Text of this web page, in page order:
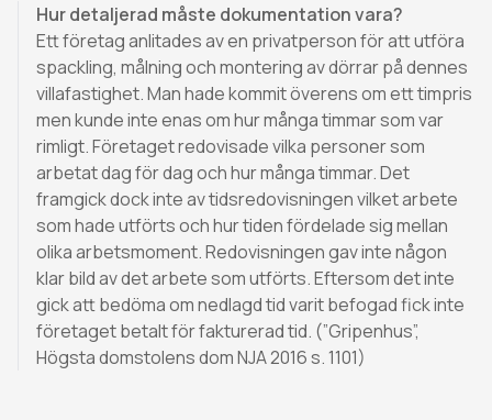
Hur detaljerad måste dokumentation vara?
Ett företag anlitades av en privatperson för att utföra
spackling, målning och montering av dörrar på dennes
villafastighet. Man hade kommit överens om ett timpris
men kunde inte enas om hur många timmar som var
rimligt. Företaget redovisade vilka personer som
arbetat dag för dag och hur många timmar. Det
framgick dock inte av tidsredovisningen vilket arbete
som hade utförts och hur tiden fördelade sig mellan
olika arbetsmoment. Redovisningen gav inte någon
klar bild av det arbete som utförts. Eftersom det inte
gick att bedöma om nedlagd tid varit befogad fick inte
företaget betalt för fakturerad tid. (”Gripenhus”,
Högsta domstolens dom NJA 2016 s. 1101)